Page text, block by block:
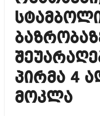
პირმა 4
მოკლა